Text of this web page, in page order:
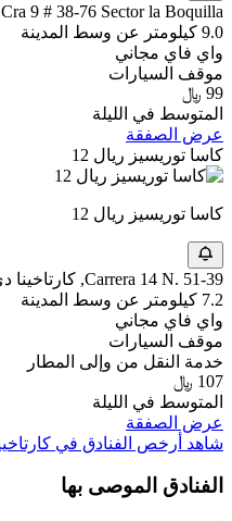
Cra 9 # 38-76 Sector la Boquilla, كارتاخينا دي إندياس, كولومبيا
9.0 كيلومتر عن وسط المدينة
واي فاي مجاني
موقف السيارات
99 ﷼
المتوسط في الليلة
عرض الصفقة
كاسا توريسيز ريال 12
كاسا توريسيز ريال 12
Carrera 14 N. 51-39, كارتاخينا دي إندياس, كولومبيا
7.2 كيلومتر عن وسط المدينة
واي فاي مجاني
موقف السيارات
خدمة النقل من وإلى المطار
107 ﷼
المتوسط في الليلة
عرض الصفقة
شاهد أرخص الفنادق في
الفنادق الموصى بها